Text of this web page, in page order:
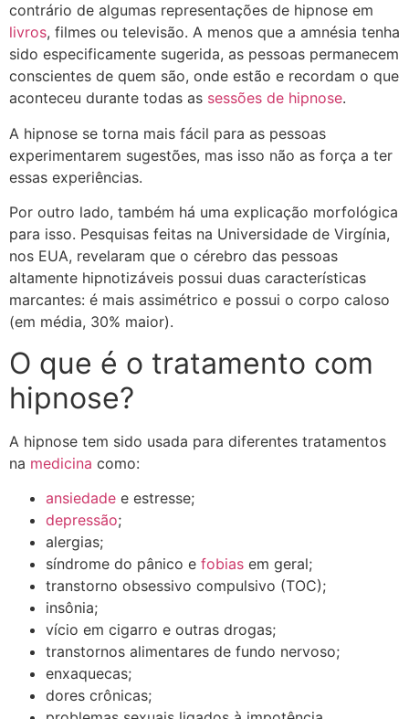
contrário de algumas representações de hipnose em
livros, filmes ou televisão. A menos que a amnésia tenha
sido especificamente sugerida, as pessoas permanecem
conscientes de quem são, onde estão e recordam o que
aconteceu durante todas as sessões de hipnose.
A hipnose se torna mais fácil para as pessoas
experimentarem sugestões, mas isso não as força a ter
essas experiências.
Por outro lado, também há uma explicação morfológica
para isso. Pesquisas feitas na Universidade de Virgínia,
nos EUA, revelaram que o cérebro das pessoas
altamente hipnotizáveis possui duas características
marcantes: é mais assimétrico e possui o corpo caloso
(em média, 30% maior).
O que é o tratamento com
hipnose?
A hipnose tem sido usada para diferentes tratamentos
na medicina como:
ansiedade e estresse;
depressão;
alergias;
síndrome do pânico e fobias em geral;
transtorno obsessivo compulsivo (TOC);
insônia;
vício em cigarro e outras drogas;
transtornos alimentares de fundo nervoso;
enxaquecas;
dores crônicas;